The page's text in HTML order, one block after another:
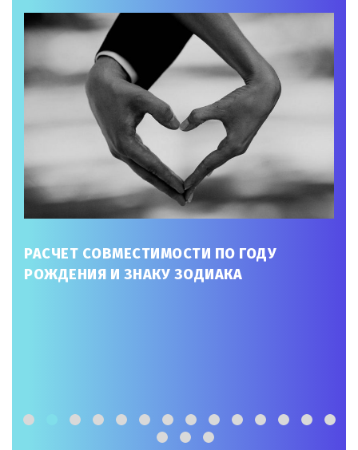
РАСЧЕТ СОВМЕСТИМОСТИ ПО ГОДУ
РОЖДЕНИЯ И ЗНАКУ ЗОДИАКА